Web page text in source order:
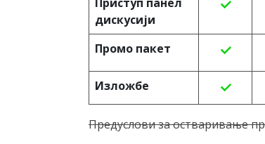
дискусији
Промо пакет
Изложбе
Предуслови за остваривање